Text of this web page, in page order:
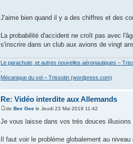
J'aime bien quand il y a des chiffres et des
La probabilité d'accident ne croît pas avec
s'inscrire dans un club aux avions de vingt
Le parachute, et autres nouvelles aéronautiques –
Mécanique du vol – Trissotin (wordpress.com)
Re: Vidéo interdite aux Allemands
deBee Gee le Jeudi 23 Mai 2019 11:42
Je vous laisse dans vos très douces
Il faut voir le problème globalement au